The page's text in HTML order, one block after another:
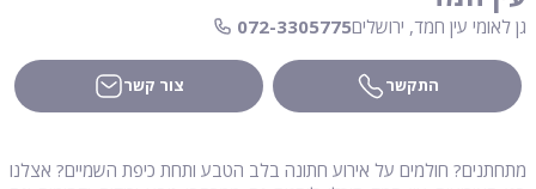
גן לאומי עין חמד, ירושלים072-3305775
התקשר צור קשר
מתחתנים? חולמים על אירוע חתונה בלב הטבע ותחת כיפת השמיים? אצלנו